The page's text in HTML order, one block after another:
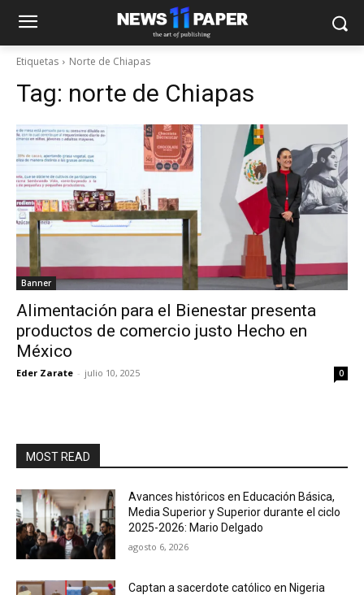
Etiquetas Norte de Chiapas
Tag: norte de Chiapas
Banner
Alimentación para el Bienestar presenta
productos de comercio justo Hecho en
México
Eder Zarate - julio 10, 2025 0
MOST READ
Avances históricos en Educación Básica,
Media Superior y Superior durante el ciclo
2025-2026: Mario Delgado
agosto 6, 2026
Captan a sacerdote católico en Nigeria